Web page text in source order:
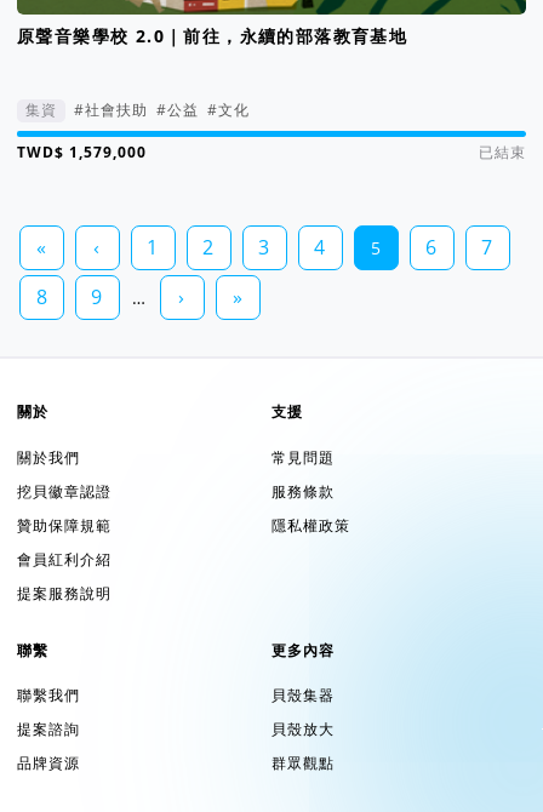
原聲音樂學校 2.0｜前往，永續的部落教育基地
集資 #社會扶助 #公益 #文化
集資進度 198%
已結束
« ‹ 1 2 3 4 5 6
7
8
9 … › »
關於
關於我們
挖貝徽章認證
贊助保障規範
會員紅利介紹
提案服務說明
支援
常見問題
服務條款
隱私權政策
聯繫
聯繫我們
提案諮詢
品牌資源
更多內容
貝殼集器
貝殼放大
群眾觀點